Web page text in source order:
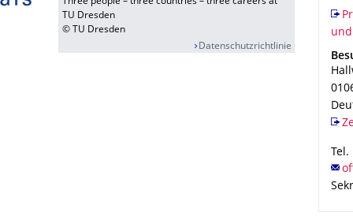
TU Dresden
© TU Dresden
Datenschutzrichtlinie
Tel.